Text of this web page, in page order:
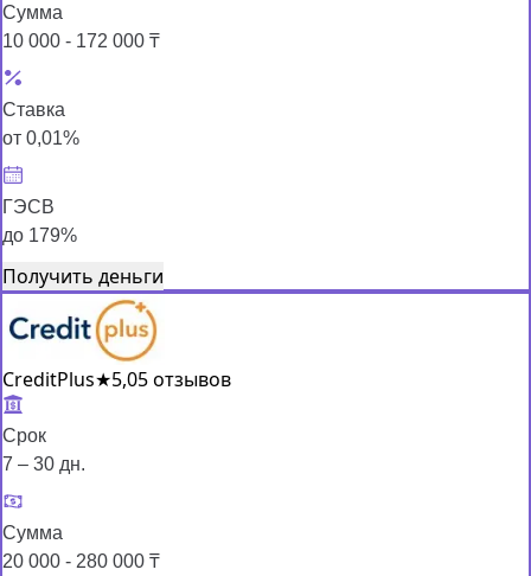
Сумма
10 000 - 172 000 ₸
Ставка
от 0,01%
ГЭСВ
до 179%
Получить деньги
CreditPlus★5,05 отзывов
Срок
7 – 30 дн.
Сумма
20 000 - 280 000 ₸